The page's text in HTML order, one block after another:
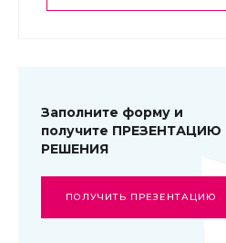
Заполните форму и
получите ПРЕЗЕНТАЦИЮ
РЕШЕНИЯ
ПОЛУЧИТЬ ПРЕЗЕНТАЦИЮ